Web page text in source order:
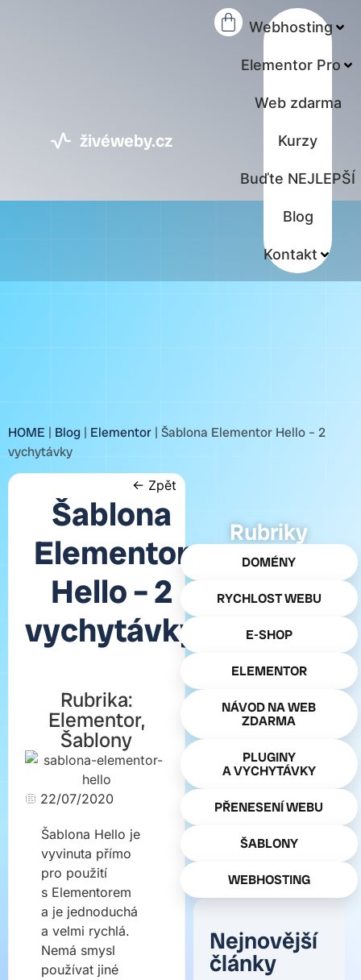
živéweby.cz
Webhosting
Elementor Pro
Web zdarma
Kurzy
Buďte NEJLEPŠÍ
Blog
Kontakt
HOME | Blog | Elementor | Šablona Elementor Hello – 2
vychytávky
Rubriky
DOMÉNY
RYCHLOST WEBU
E-SHOP
ELEMENTOR
NÁVOD NA WEB
ZDARMA
PLUGINY
A VYCHYTÁVKY
PŘENESENÍ WEBU
ŠABLONY
WEBHOSTING
Nejnovější
články
← Zpět
Šablona
Elementor
Hello – 2
vychytávky
Rubrika:
Elementor,
Šablony
22/07/2020
Šablona Hello je
vyvinuta přímo
pro použití
s Elementorem
a je jednoduchá
a velmi rychlá.
Nemá smysl
používat jiné